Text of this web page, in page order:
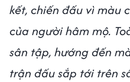
kết, chiến đấu vì màu
của người hâm mộ.
sân tập, hướng đến
trận đấu sắp tới trên